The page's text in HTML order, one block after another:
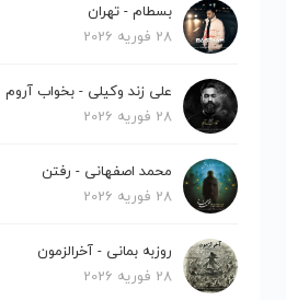
بسطام - تهران
28 فوریه 2026
علی زند وکیلی - بخواب آروم
28 فوریه 2026
محمد اصفهانی - رفتن
28 فوریه 2026
روزبه بمانی - آخرالزمون
28 فوریه 2026